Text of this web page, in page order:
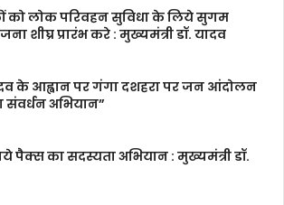
को लोक परिवहन सुविधा के लिये सुगम
शीघ्र प्रारंभ करे : मुख्यमंत्री डॉ. यादव
के आह्वान पर गंगा दशहरा पर जन आंदोलन
अभियान”
पैक्स का सदस्यता अभियान : मुख्यमंत्री डॉ.